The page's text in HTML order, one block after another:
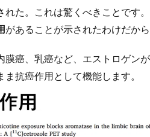
れた。これは驚くべきことです
があることが示されたわけだから
癌、乳癌など、エストロゲン
ま抗癌作用として機能します。